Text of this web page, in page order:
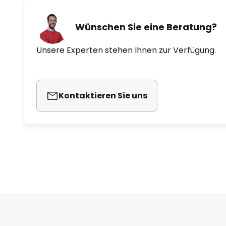
Wünschen Sie eine Beratung?
Unsere Experten stehen Ihnen zur Verfügung.
Kontaktieren Sie uns